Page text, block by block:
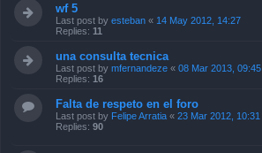
wf 5
Last post by esteban « 14 May 2012, 14:27
Replies: 11
una consulta tecnica
Last post by mfernandeze « 08 Mar 2013, 09:45
Replies: 16
Falta de respeto en el foro
Last post by Felipe Arratia « 23 Mar 2012, 10:31
Replies: 90